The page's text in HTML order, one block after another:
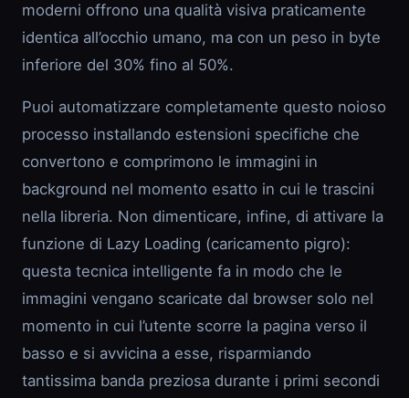
moderni offrono una qualità visiva praticamente
identica all’occhio umano, ma con un peso in byte
inferiore del 30% fino al 50%.
Puoi automatizzare completamente questo noioso
processo installando estensioni specifiche che
convertono e comprimono le immagini in
background nel momento esatto in cui le trascini
nella libreria. Non dimenticare, infine, di attivare la
funzione di Lazy Loading (caricamento pigro):
questa tecnica intelligente fa in modo che le
immagini vengano scaricate dal browser solo nel
momento in cui l’utente scorre la pagina verso il
basso e si avvicina a esse, risparmiando
tantissima banda preziosa durante i primi secondi